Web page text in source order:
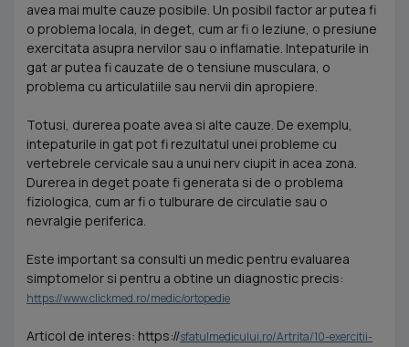
avea mai multe cauze posibile. Un posibil factor ar putea fi
o problema locala, in deget, cum ar fi o leziune, o presiune
exercitata asupra nervilor sau o inflamatie. Intepaturile in
gat ar putea fi cauzate de o tensiune musculara, o
problema cu articulatiile sau nervii din apropiere.
Totusi, durerea poate avea si alte cauze. De exemplu,
intepaturile in gat pot fi rezultatul unei probleme cu
vertebrele cervicale sau a unui nerv ciupit in acea zona.
Durerea in deget poate fi generata si de o problema
fiziologica, cum ar fi o tulburare de circulatie sau o
nevralgie periferica.
Este important sa consulti un medic pentru evaluarea
simptomelor si pentru a obtine un diagnostic precis:
https://www.clickmed.ro/medic/ortopedie
Articol de interes: https://sfatulmedicului.ro/Artrita/10-exercitii-